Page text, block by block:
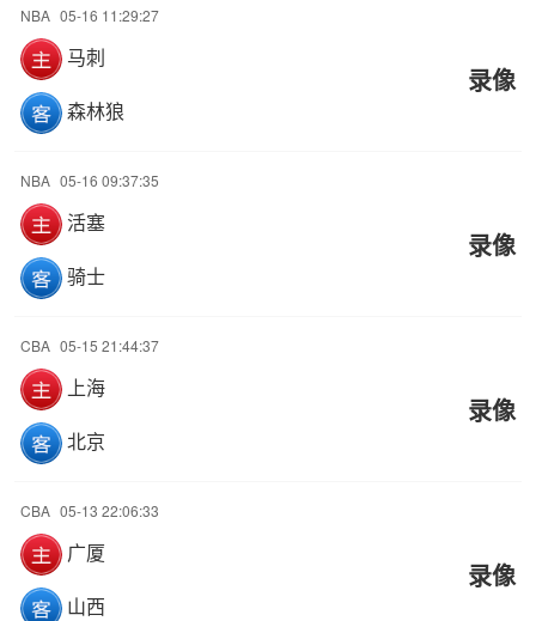
NBA 05-16 11:29:27
马刺
森林狼
录像
NBA 05-16 09:37:35
活塞
骑士
录像
CBA 05-15 21:44:37
上海
北京
录像
CBA 05-13 22:06:33
广厦
山西
录像